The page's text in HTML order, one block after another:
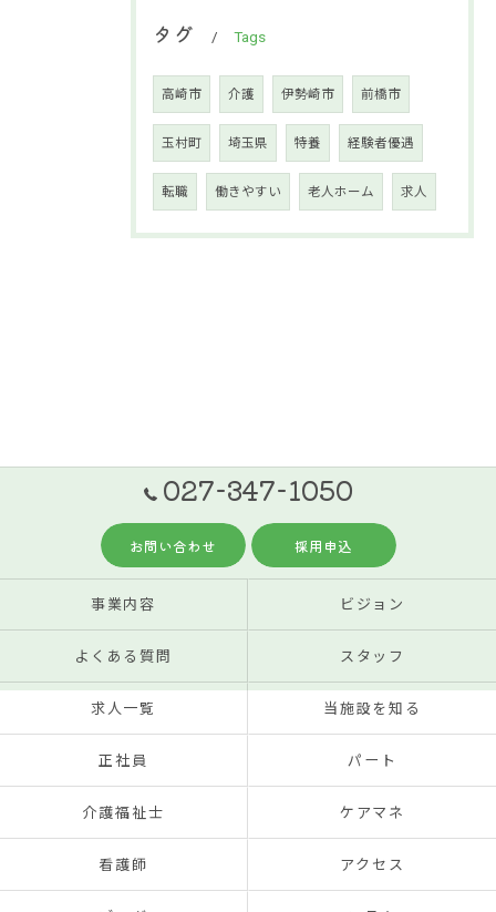
タグ Tags
高崎市 介護 伊勢崎市 前橋市
玉村町 埼玉県 特養 経験者優遇
転職 働きやすい 老人ホーム 求人
027-347-1050
お問い合わせ 採用申込
事業内容 ビジョン
よくある質問 スタッフ
求人一覧 当施設を知る
正社員 パート
介護福祉士 ケアマネ
看護師 アクセス